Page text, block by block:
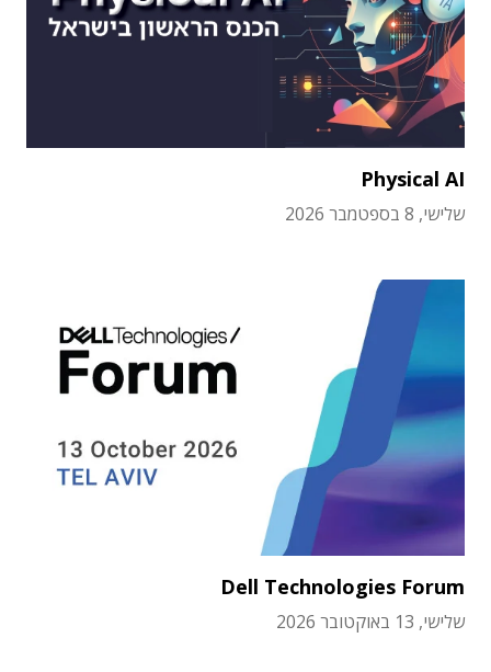
Physical AI
שלישי, 8 בספטמבר 2026
Dell Technologies Forum
שלישי, 13 באוקטובר 2026